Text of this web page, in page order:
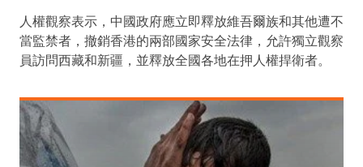
人權觀察表示，中國政府應立即釋放維吾爾族和其他遭不
當監禁者，撤銷香港的兩部國家安全法律，允許獨立觀察
員訪問西藏和新疆，並釋放全國各地在押人權捍衛者。